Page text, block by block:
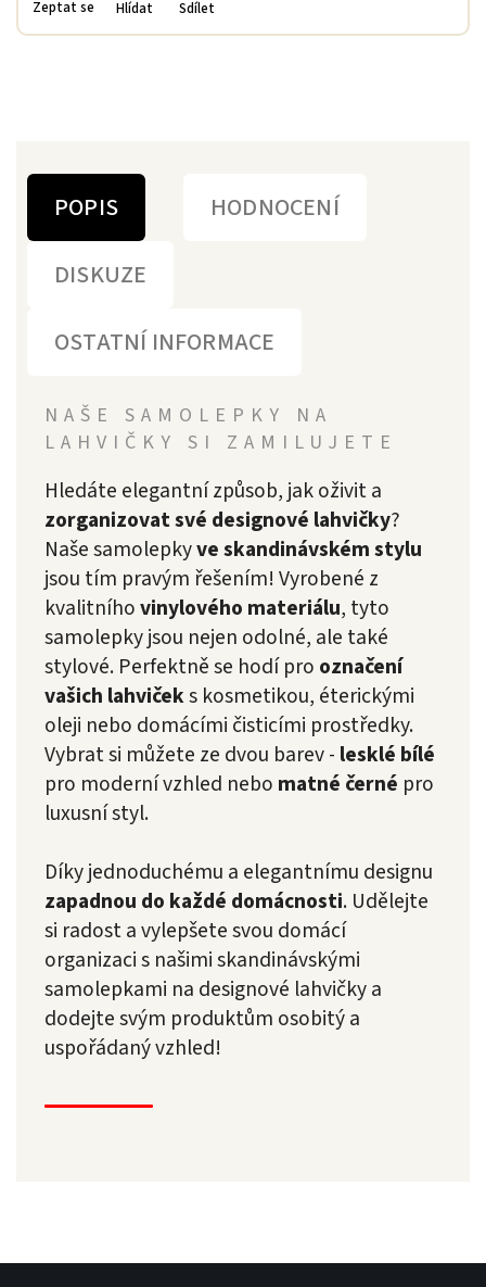
Zeptat se Hlídat Sdílet
POPIS
HODNOCENÍ
DISKUZE
OSTATNÍ INFORMACE
NAŠE SAMOLEPKY NA
LAHVIČKY SI ZAMILUJETE
Hledáte elegantní způsob, jak oživit a
zorganizovat své designové lahvičky?
Naše samolepkyve skandinávském stylu
jsou tím pravým řešením! Vyrobené z
kvalitníhovinylového materiálu, tyto
samolepky jsou nejen odolné, ale také
stylové. Perfektně se hodí pro označení
vašich lahvičeks kosmetikou, éterickými
oleji nebo domácími čisticími prostředky.
Vybrat si můžete ze dvou barev - lesklé bílé
pro moderní vzhled nebo matné černé pro
luxusní styl.
Díky jednoduchému a elegantnímu designu
zapadnou do každé domácnosti. Udělejte
si radost a vylepšete svou domácí
organizaci s našimi skandinávskými
samolepkami na designové lahvičky a
dodejte svým produktům osobitý a
uspořádaný vzhled!